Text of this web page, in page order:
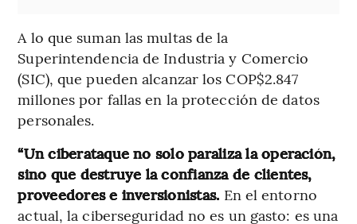
A lo que suman las multas de la
Superintendencia de Industria y Comercio
(SIC), que pueden alcanzar los COP$2.847
millones por fallas en la protección de datos
personales.
“Un ciberataque no solo paraliza la operación,
sino que destruye la confianza de clientes,
proveedores e inversionistas. En el entorno
actual, la ciberseguridad no es un gasto: es una